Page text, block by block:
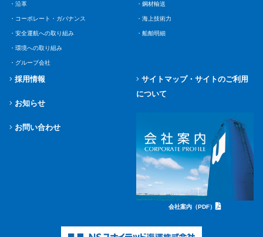
・沿革
・コーポレート・ガバナンス
・安全運航への取り組み
・環境への取り組み
・グループ会社
・鋼材輸送
・海上技術力
・船舶明細
採用情報
お知らせ
お問い合わせ
サイトマップ・サイトのご利用
について
会社案内（PDF）